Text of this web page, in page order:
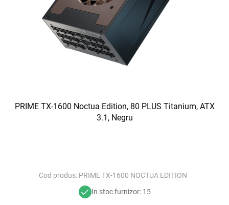
PRIME TX-1600 Noctua Edition, 80 PLUS Titanium, ATX
3.1, Negru
Cod produs: PRIME TX-1600 NOCTUA EDITION
In stoc furnizor: 15